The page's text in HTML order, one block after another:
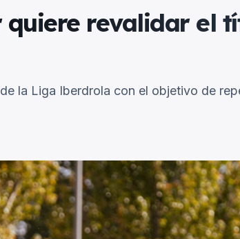
quiere revalidar el
la Liga Iberdrola con el objetivo de